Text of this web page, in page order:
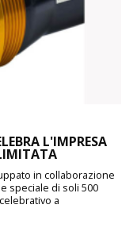
L'IMPRESA
in collaborazione
speciale di soli 500
a